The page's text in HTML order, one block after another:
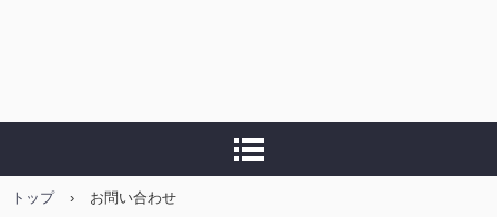
トップ › お問い合わせ